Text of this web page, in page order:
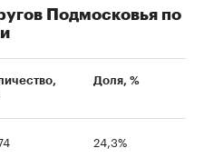
Подмосковья по
Доля, %
24,3%